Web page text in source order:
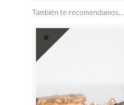
También te recomendamos…